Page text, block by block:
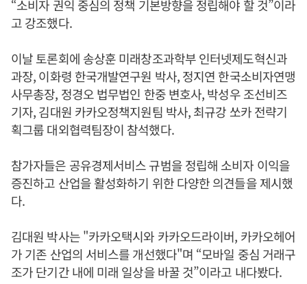
“소비자 권익 중심의 정책 기본방향을 정립해야 할 것”이라
고 강조했다.
이날 토론회에 송상훈 미래창조과학부 인터넷제도혁신과
과장, 이화령 한국개발연구원 박사, 정지연 한국소비자연맹
사무총장, 정경오 법무법인 한중 변호사, 박성우 조선비즈
기자, 김대원 카카오정책지원팀 박사, 최규강 쏘카 전략기
획그룹 대외협력팀장이 참석했다.
참가자들은 공유경제서비스 규범을 정립해 소비자 이익을
증진하고 산업을 활성화하기 위한 다양한 의견들을 제시했
다.
김대원 박사는 "카카오택시와 카카오드라이버, 카카오헤어
가 기존 산업의 서비스를 개선했다"며 “모바일 중심 거래구
조가 단기간 내에 미래 일상을 바꿀 것”이라고 내다봤다.